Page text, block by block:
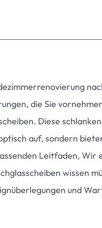
die Sie
Diese
auf, sondern
Leitfaden, Wir
wissen
und